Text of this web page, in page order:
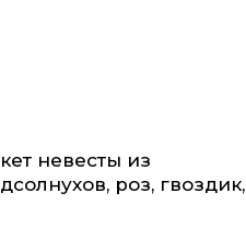
невесты из
роз, гвоздик,